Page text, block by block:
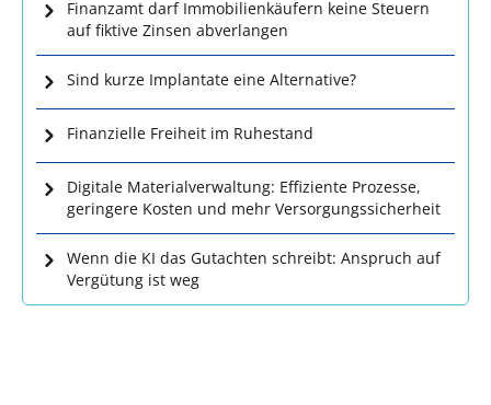
Finanzamt darf Immobilienkäufern keine Steuern
auf fiktive Zinsen abverlangen
Sind kurze Implantate eine Alternative?
Finanzielle Freiheit im Ruhestand
Digitale Materialverwaltung: Effiziente Prozesse,
geringere Kosten und mehr Versorgungssicherheit
Wenn die KI das Gutachten schreibt: Anspruch auf
Vergütung ist weg